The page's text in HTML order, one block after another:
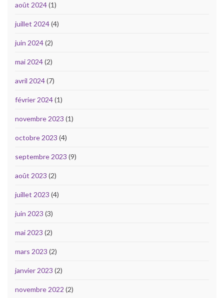
août 2024(1)
juillet 2024(4)
juin 2024(2)
mai 2024(2)
avril 2024(7)
février 2024(1)
novembre 2023 (1)
octobre 2023 (4)
septembre 2023 (9)
août 2023 (2)
juillet 2023 (4)
juin 2023 (3)
mai 2023 (2)
mars 2023 (2)
janvier 2023 (2)
novembre 2022 (2)